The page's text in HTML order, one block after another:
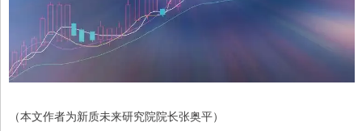
（本文作者为新质未来研究院院长张奥平）